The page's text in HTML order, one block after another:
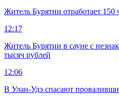
Житель Бурятии отработает 150
12:17
Житель Бурятии в сауне с
тысяч рублей
12:06
В Улан-Удэ спасают